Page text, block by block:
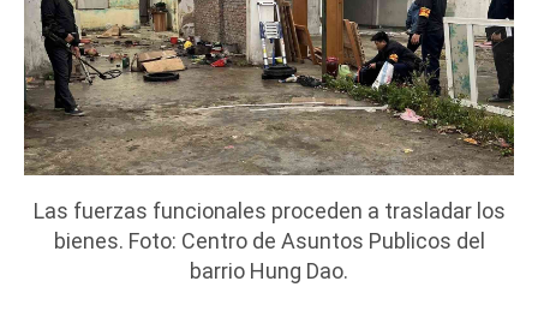
Las fuerzas funcionales proceden a trasladar los
bienes. Foto: Centro de Asuntos Publicos del
barrio Hung Dao.